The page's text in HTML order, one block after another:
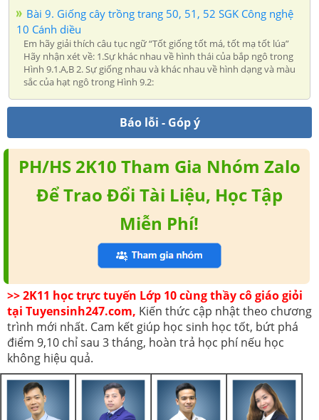
Bài 9. Giống cây trồng trang 50, 51, 52 SGK Công nghệ
10 Cánh diều
Em hãy giải thích câu tục ngữ “Tốt giống tốt má, tốt mạ tốt lúa”
Hãy nhận xét về: 1.Sự khác nhau về hình thái của bắp ngô trong
Hình 9.1.A,B 2. Sự giống nhau và khác nhau về hình dạng và màu
sắc của hạt ngô trong Hình 9.2:
Báo lỗi - Góp ý
PH/HS 2K10 Tham Gia Nhóm Zalo
Để Trao Đổi Tài Liệu, Học Tập
Miễn Phí!
>> 2K11 học trực tuyến Lớp 10 cùng thầy cô giáo giỏi
tại Tuyensinh247.com, Kiến thức cập nhật theo chương
trình mới nhất. Cam kết giúp học sinh học tốt, bứt phá
điểm 9,10 chỉ sau 3 tháng, hoàn trả học phí nếu học
không hiệu quả.